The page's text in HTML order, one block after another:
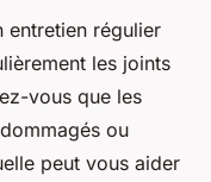
entretien régulier
les joints
vous que les
ou
peut vous aider